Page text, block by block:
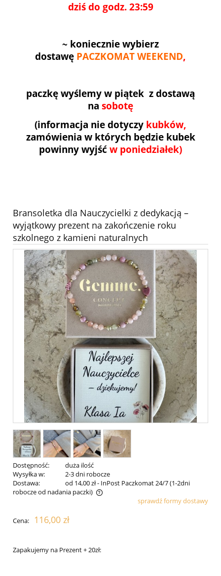
dziś do godz. 23:59
~ koniecznie wybierz
dostawę PACZKOMAT WEEKEND,
paczkę wyślemy w piątek z dostawą
na sobotę
(informacja nie dotyczy kubków,
zamówienia w których będzie kubek
powinny wyjść w poniedziałek)
Bransoletka dla Nauczycielki z dedykacją –
wyjątkowy prezent na zakończenie roku
szkolnego z kamieni naturalnych
Dostępność:
duża ilość
Wysyłka w:
2-3 dni robocze
Dostawa:
od 14,00 zł- InPost Paczkomat 24/7 (1-2dni
robocze od nadania paczki)
Cena nie zawiera ewentualnych kosztów płatnościsprawdź formy dostawy
Cena: 116,00 zł
Zapakujemy na Prezent + 20zł: